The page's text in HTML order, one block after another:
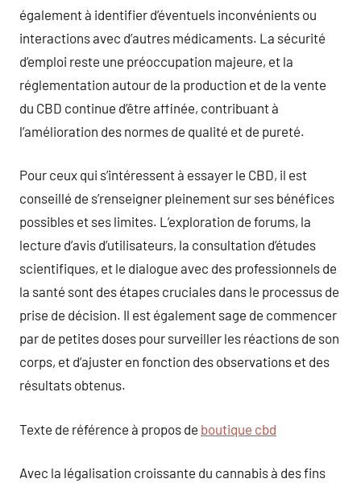
également à identifier d’éventuels inconvénients ou
interactions avec d’autres médicaments. La sécurité
d’emploi reste une préoccupation majeure, et la
réglementation autour de la production et de la vente
du CBD continue d’être affinée, contribuant à
l’amélioration des normes de qualité et de pureté.
Pour ceux qui s’intéressent à essayer le CBD, il est
conseillé de s’renseigner pleinement sur ses bénéfices
possibles et ses limites. L’exploration de forums, la
lecture d’avis d’utilisateurs, la consultation d’études
scientifiques, et le dialogue avec des professionnels de
la santé sont des étapes cruciales dans le processus de
prise de décision. Il est également sage de commencer
par de petites doses pour surveiller les réactions de son
corps, et d’ajuster en fonction des observations et des
résultats obtenus.
Texte de référence à propos de boutique cbd
Avec la légalisation croissante du cannabis à des fins